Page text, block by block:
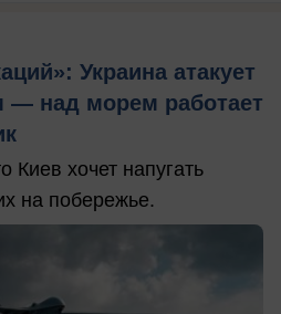
Украина атакует
— над морем работает
Киев хочет напугать
на побережье.